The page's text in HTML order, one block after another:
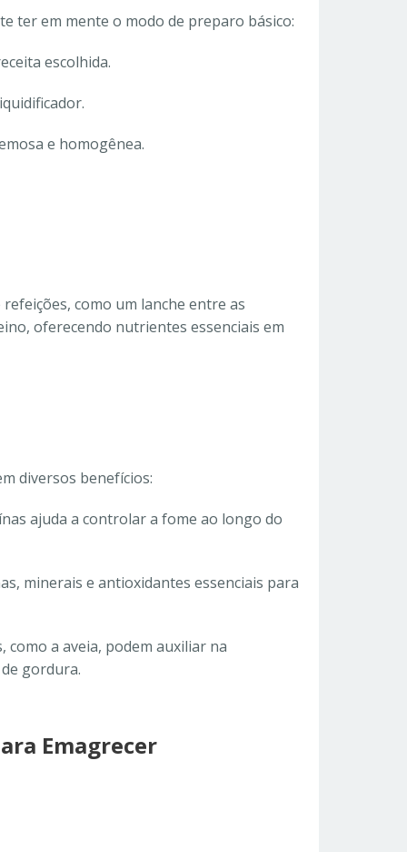
ter em mente o modo de preparo básico:
escolhida.
e homogênea.
como um lanche entre as
oferecendo nutrientes essenciais em
diversos benefícios:
ajuda a controlar a fome ao longo do
minerais e antioxidantes essenciais para
a aveia, podem auxiliar na
gordura.
Emagrecer